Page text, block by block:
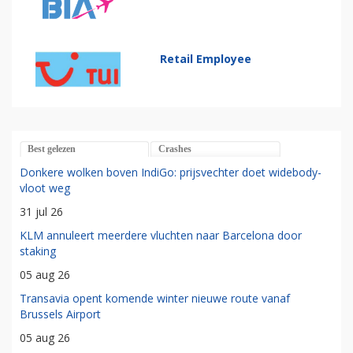
Retail Employee
Best gelezen Crashes
Donkere wolken boven IndiGo: prijsvechter doet widebody-
vloot weg
31 jul 26
KLM annuleert meerdere vluchten naar Barcelona door
staking
05 aug 26
Transavia opent komende winter nieuwe route vanaf
Brussels Airport
05 aug 26